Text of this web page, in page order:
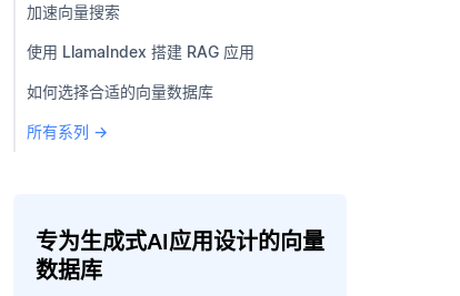
加速向量搜索
使用 LlamaIndex 搭建 RAG 应用
如何选择合适的向量数据库
所有系列 →
专为生成式AI应用设计的向量
数据库